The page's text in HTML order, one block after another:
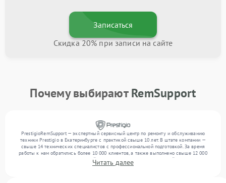
Записаться
Скидка 20% при записи на сайте
Почему выбираютRemSupport
PrestigioRemSupport — экспертный сервисный центр по ремонту и обслуживанию
техники Prestigio в Екатеринбурге с практикой свыше 10 лет. В штате компании —
свыше 14 технических специалистов с профессиональной подготовкой. За время
работы к нам обратились более 10 000 клиентов, а также выполнено свыше 12 000
ремонтов. Ежемесячно в сервисный центр поступает более 300 устройств, включая , , .
Мы беремся за задачи любой сложности и обеспечиваем надежный результат
Читать далее